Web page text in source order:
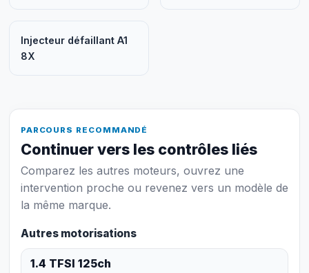
Injecteur défaillant A1
8X
PARCOURS RECOMMANDÉ
Continuer vers les contrôles liés
Comparez les autres moteurs, ouvrez une
intervention proche ou revenez vers un modèle de
la même marque.
Autres motorisations
1.4 TFSI 125ch